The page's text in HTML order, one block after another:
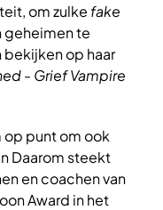
om zulke fake
geheimen te
bekijken op haar
- Grief Vampire
op punt om ook
Daarom steekt
en coachen van
Award in het